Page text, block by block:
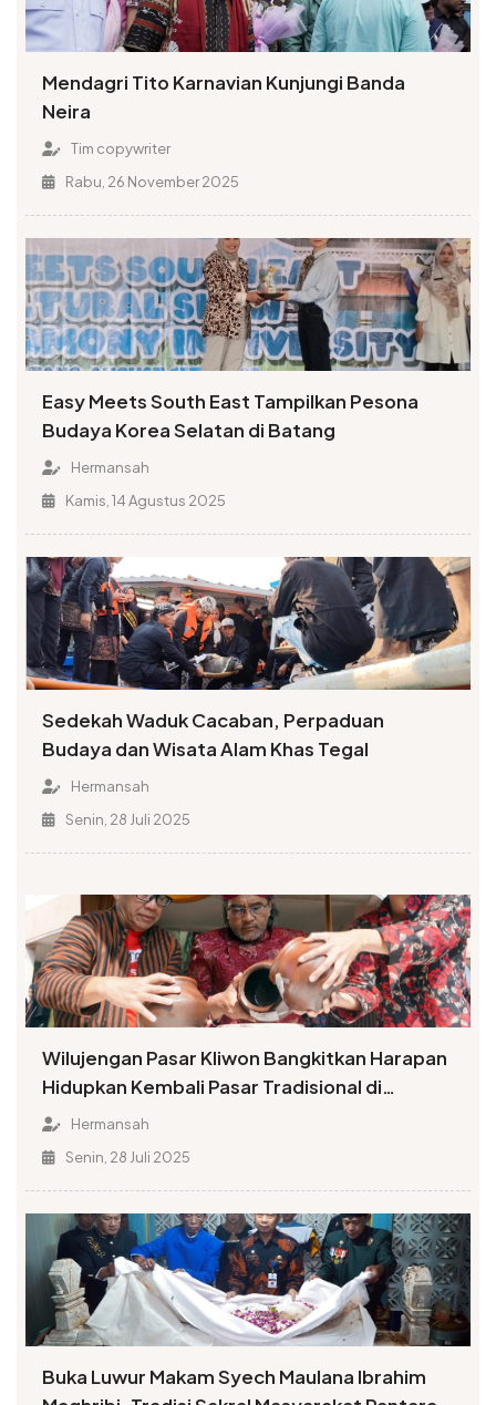
Mendagri Tito Karnavian Kunjungi Banda
Neira
Tim copywriter
Rabu, 26 November 2025
Easy Meets South East Tampilkan Pesona
Budaya Korea Selatan di Batang
Hermansah
Kamis, 14 Agustus 2025
Sedekah Waduk Cacaban, Perpaduan
Budaya dan Wisata Alam Khas Tegal
Hermansah
Senin, 28 Juli 2025
Wilujengan Pasar Kliwon Bangkitkan Harapan
Hidupkan Kembali Pasar Tradisional di
Temanggung
Hermansah
Senin, 28 Juli 2025
Buka Luwur Makam Syech Maulana Ibrahim